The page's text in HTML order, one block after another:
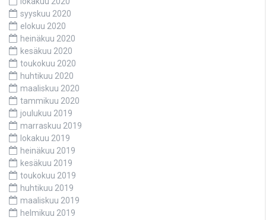
syyskuu 2020
elokuu 2020
heinäkuu 2020
kesäkuu 2020
toukokuu 2020
huhtikuu 2020
maaliskuu 2020
tammikuu 2020
joulukuu 2019
marraskuu 2019
lokakuu 2019
heinäkuu 2019
kesäkuu 2019
toukokuu 2019
huhtikuu 2019
maaliskuu 2019
helmikuu 2019